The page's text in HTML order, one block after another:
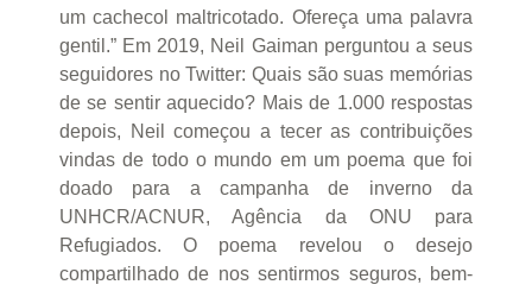
um cachecol maltricotado. Ofereça uma palavra
gentil.” Em 2019, Neil Gaiman perguntou a seus
seguidores no Twitter: Quais são suas memórias
de se sentir aquecido? Mais de 1.000 respostas
depois, Neil começou a tecer as contribuições
vindas de todo o mundo em um poema que foi
doado para a campanha de inverno da
UNHCR/ACNUR, Agência da ONU para
Refugiados. O poema revelou o desejo
compartilhado de nos sentirmos seguros, bem-